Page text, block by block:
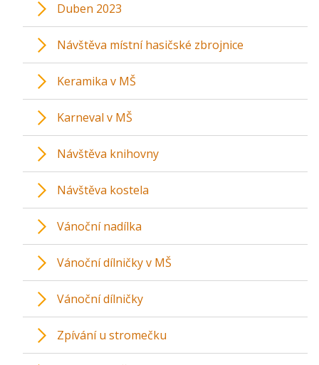
Duben 2023
Návštěva místní hasičské zbrojnice
Keramika v MŠ
Karneval v MŠ
Návštěva knihovny
Návštěva kostela
Vánoční nadílka
Vánoční dílničky v MŠ
Vánoční dílničky
Zpívání u stromečku